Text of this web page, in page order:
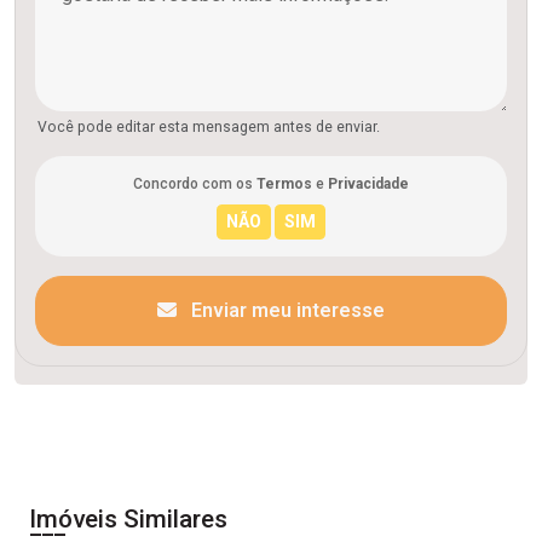
Você pode editar esta mensagem antes de enviar.
Concordo com os Termos e Privacidade
Enviar meu interesse
Imóveis Similares